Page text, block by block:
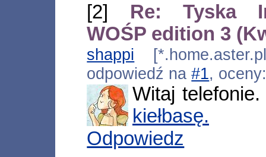
[2] Re: Tyska
WOŚP edition 3
shappi
odpowiedź na#1,
Witaj
kiełbasę.
Odpowiedz